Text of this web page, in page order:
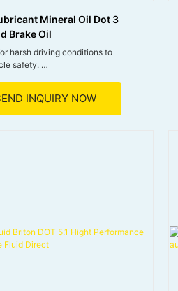
Mineral Oil Dot 3
Brake Oil
harsh driving conditions to
safety.
inhibiting additives to
and components from moisture-
INQUIRY NOW